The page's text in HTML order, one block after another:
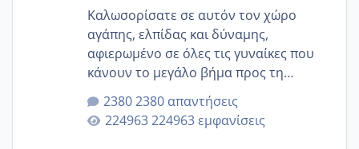
Καλωσορίσατε σε αυτόν τον χώρο
αγάπης, ελπίδας και δύναμης,
αφιερωμένο σε όλες τις γυναίκες που
κάνουν το μεγάλο βήμα προς τη
μητρότητα μέσω εξωσωματικής το 2025.
Εδώ θα μοιραστούμε αγωνίες, χαρές,
εμπειρίες και κάθε μικρή ή μεγάλη
2380 απαντήσεις
224963 εμφανίσεις